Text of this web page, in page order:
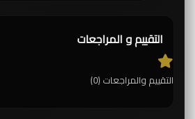
التقييم و المراجعات
التقييم والمراجعات (0)